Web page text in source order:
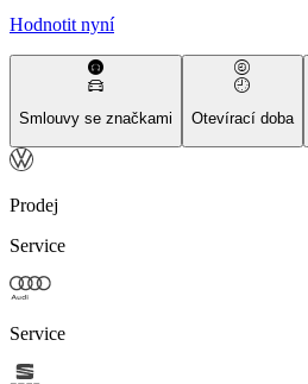
Hodnotit nyní
Smlouvy se značkami Otevírací doba
Prodej
Service
Service